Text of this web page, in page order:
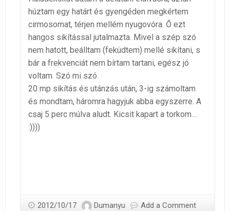
húztam egy határt és gyengéden megkértem
cirmosomat, térjen mellém nyugovóra. Ő ezt
hangos sikítással jutalmazta. Mivel a szép szó
nem hatott, beálltam (feküdtem) mellé sikítani, s
bár a frekvenciát nem bírtam tartani, egész jó
voltam. Szó mi szó.
20 mp sikítás és utánzás után, 3-ig számoltam
és mondtam, háromra hagyjuk abba egyszerre. A
csaj 5 perc múlva aludt. Kicsit kapart a torkom…
:))))
2012/10/17 Dumanyu Add a Comment